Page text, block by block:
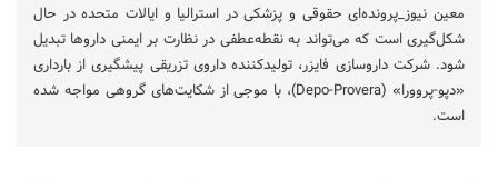
معین نیوز_پرونده‌ای حقوقی و پزشکی در استرالیا و ایالات متحده در حال
شکل‌گیری است که می‌تواند به نقطه‌عطفی در نظارت بر ایمنی داروها تبدیل
شود. شرکت داروسازی فایزر، تولیدکننده داروی تزریقی پیشگیری از بارداری
«دپو-پروورا» (Depo-Provera)، با موجی از شکایت‌های گروهی مواجه شده
است.